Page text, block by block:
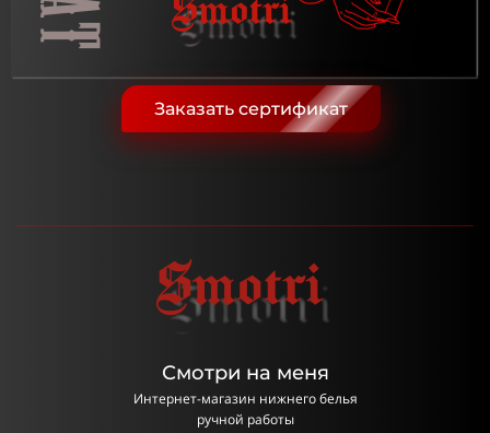
Заказать сертификат
Смотри на меня
Интернет-магазин нижнего белья
ручной работы